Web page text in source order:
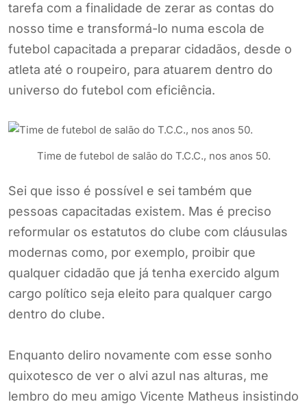
tarefa com a finalidade de zerar as contas do
nosso time e transformá-lo numa escola de
futebol capacitada a preparar cidadãos, desde o
atleta até o roupeiro, para atuarem dentro do
universo do futebol com eficiência.
Time de futebol de salão do T.C.C., nos anos 50.
Sei que isso é possível e sei também que
pessoas capacitadas existem. Mas é preciso
reformular os estatutos do clube com cláusulas
modernas como, por exemplo, proibir que
qualquer cidadão que já tenha exercido algum
cargo político seja eleito para qualquer cargo
dentro do clube.
Enquanto deliro novamente com esse sonho
quixotesco de ver o alvi azul nas alturas, me
lembro do meu amigo Vicente Matheus insistindo